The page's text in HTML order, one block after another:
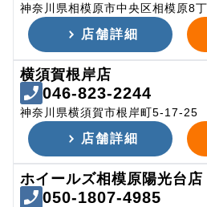
神奈川県相模原市中央区相模原8
店舗詳細
横須賀根岸店
046-823-2244
神奈川県横須賀市根岸町5-17-25
店舗詳細
ホイールズ相模原陽光台店
050-1807-4985